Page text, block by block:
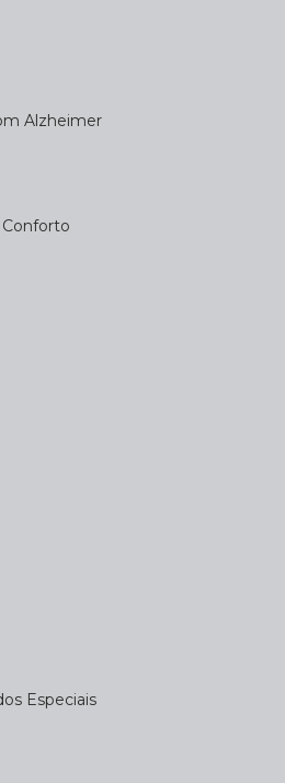
Alzheimer
Conforto
Especiais